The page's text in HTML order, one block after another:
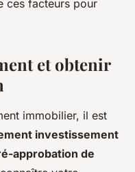
ces facteurs pour
et obtenir
immobilier, il est
investissement
approbation de